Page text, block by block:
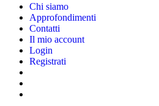
Chi siamo
Approfondimenti
Contatti
Il mio account
Login
Registrati